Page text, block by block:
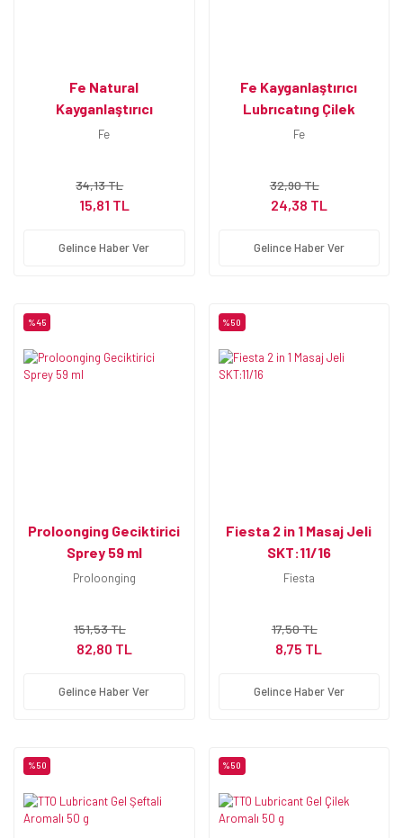
Fe Natural
Kayganlaştırıcı
Lubrıcatıng Jel 100 ml
Fe
34,13 TL
15,81 TL
Gelince Haber Ver
Fe Kayganlaştırıcı
Lubrıcatıng Çilek
Aromalı Jel 100 ml
Fe
32,90 TL
24,38 TL
Gelince Haber Ver
%45
Proloonging Geciktirici
Sprey 59 ml
Proloonging
151,53 TL
82,80 TL
Gelince Haber Ver
%50
Fiesta 2 in 1 Masaj Jeli
SKT:11/16
Fiesta
17,50 TL
8,75 TL
Gelince Haber Ver
%50 %50